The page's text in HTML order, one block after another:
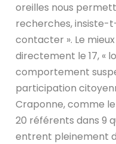
oreilles nous
recherches, insiste-
contacter ». Le
directement le 17, «
comportement
participation
Craponne, comme
20 référents dans 9
entrent pleinement